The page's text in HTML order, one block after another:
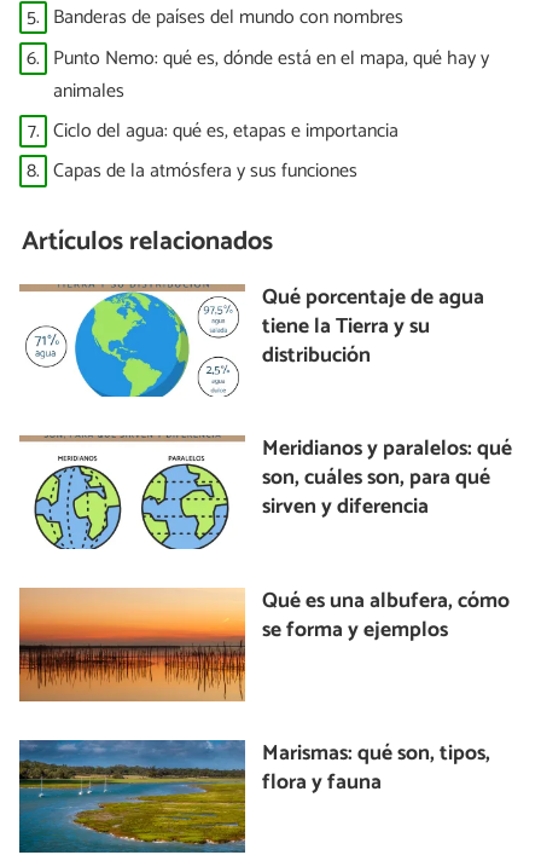
5. Banderas de países del mundo con nombres
6. Punto Nemo: qué es, dónde está en el mapa, qué hay y
animales
7. Ciclo del agua: qué es, etapas e importancia
8. Capas de la atmósfera y sus funciones
Artículos relacionados
Qué porcentaje de agua
tiene la Tierra y su
distribución
Meridianos y paralelos: qué
son, cuáles son, para qué
sirven y diferencia
Qué es una albufera, cómo
se forma y ejemplos
Marismas: qué son, tipos,
flora y fauna